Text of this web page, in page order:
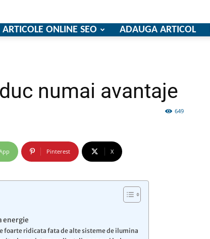
si
ARTICOLE ONLINE SEO ADAUGA ARTICOL
numai avantaje
649
Pinterest X
energie
foarte ridicata fata de alte sisteme de ilumina